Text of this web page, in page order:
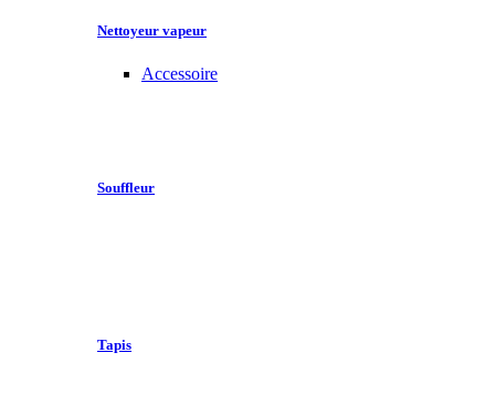
Nettoyeur vapeur
Accessoire
Souffleur
Tapis